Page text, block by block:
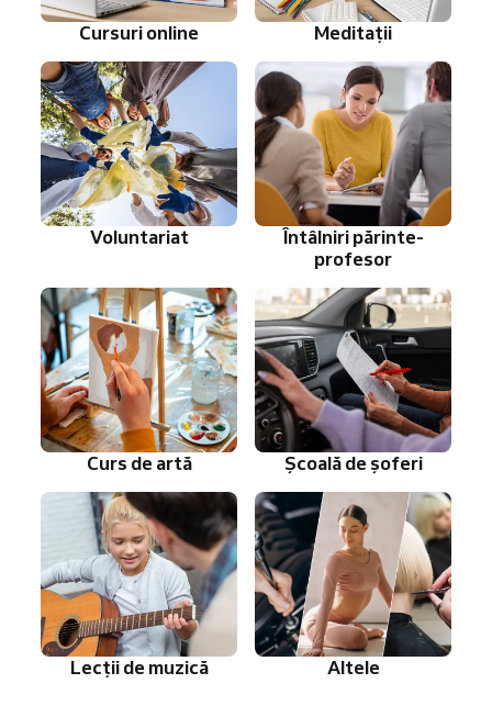
Cursuri online Meditații
Voluntariat
Întâlniri părinte-
profesor
Curs de artă Școală de șoferi
Lecții de muzică Altele